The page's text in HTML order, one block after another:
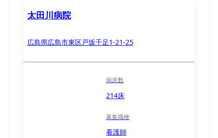
太田川病院
広島県広島市東区戸坂千足1-21-25
病床数
214床
募集職種
看護師